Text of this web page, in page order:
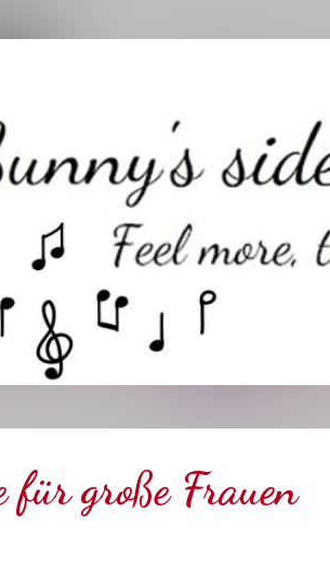
große Frauen